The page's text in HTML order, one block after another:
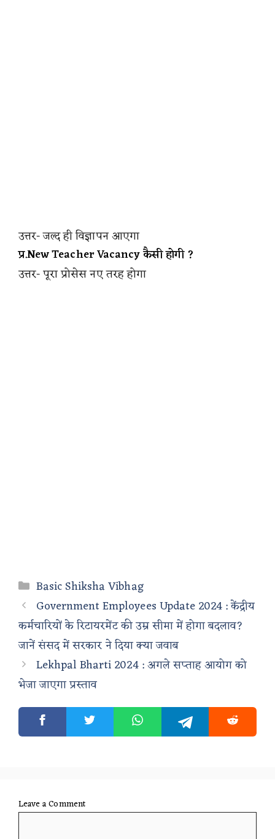
उत्तर- जल्द ही विज्ञापन आएगा
प्र.New Teacher Vacancy कैसी होगी ?
उत्तर- पूरा प्रोसेस नए तरह होगा
Categories
Basic Shiksha Vibhag
Government Employees Update 2024 : केंद्रीय
कर्मचारियों के रिटायरमेंट की उम्र सीमा में होगा बदलाव?
जानें संसद में सरकार ने दिया क्या जवाब
Lekhpal Bharti 2024 : अगले सप्ताह आयोग को
भेजा जाएगा प्रस्ताव
Leave a Comment